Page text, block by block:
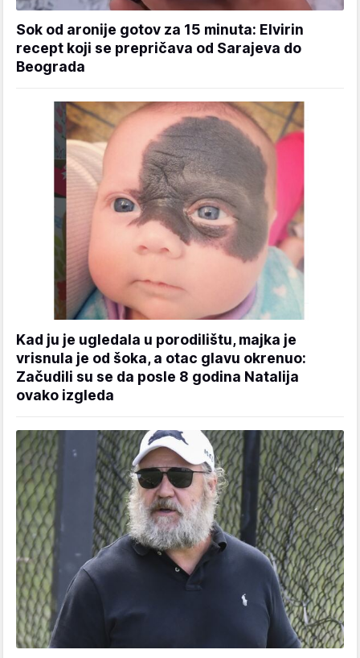
Sok od aronije gotov za 15 minuta: Elvirin
recept koji se prepričava od Sarajeva do
Beograda
Kad ju je ugledala u porodilištu, majka je
vrisnula je od šoka, a otac glavu okrenuo:
Začudili su se da posle 8 godina Natalija
ovako izgleda